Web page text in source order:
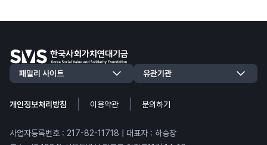
개인정보처리방침 | 이용약관 | 문의하기
사업자등록번호 : 217-82-11718 | 대표자 : 하승창